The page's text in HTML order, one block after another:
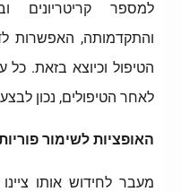
למספר קריטריונים
והתקדמותה, האפשרות
הטיפול וכיוצא בזאת.
לאחר הטיפולים, נכון
האופציות לשימור
מעבר לחידוש אותו